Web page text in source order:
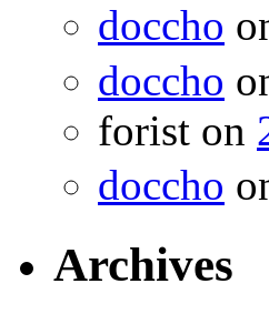
doccho
doccho
forist on
doccho
Archives